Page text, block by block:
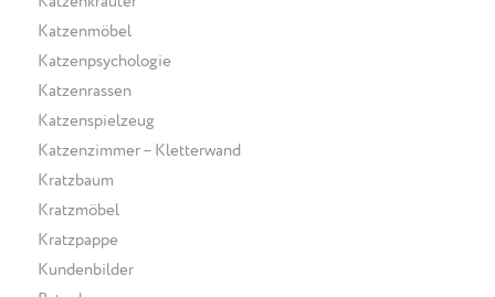
Katzenmöbel
Katzenpsychologie
Katzenrassen
Katzenspielzeug
Katzenzimmer – Kletterwand
Kratzbaum
Kratzmöbel
Kratzpappe
Kundenbilder